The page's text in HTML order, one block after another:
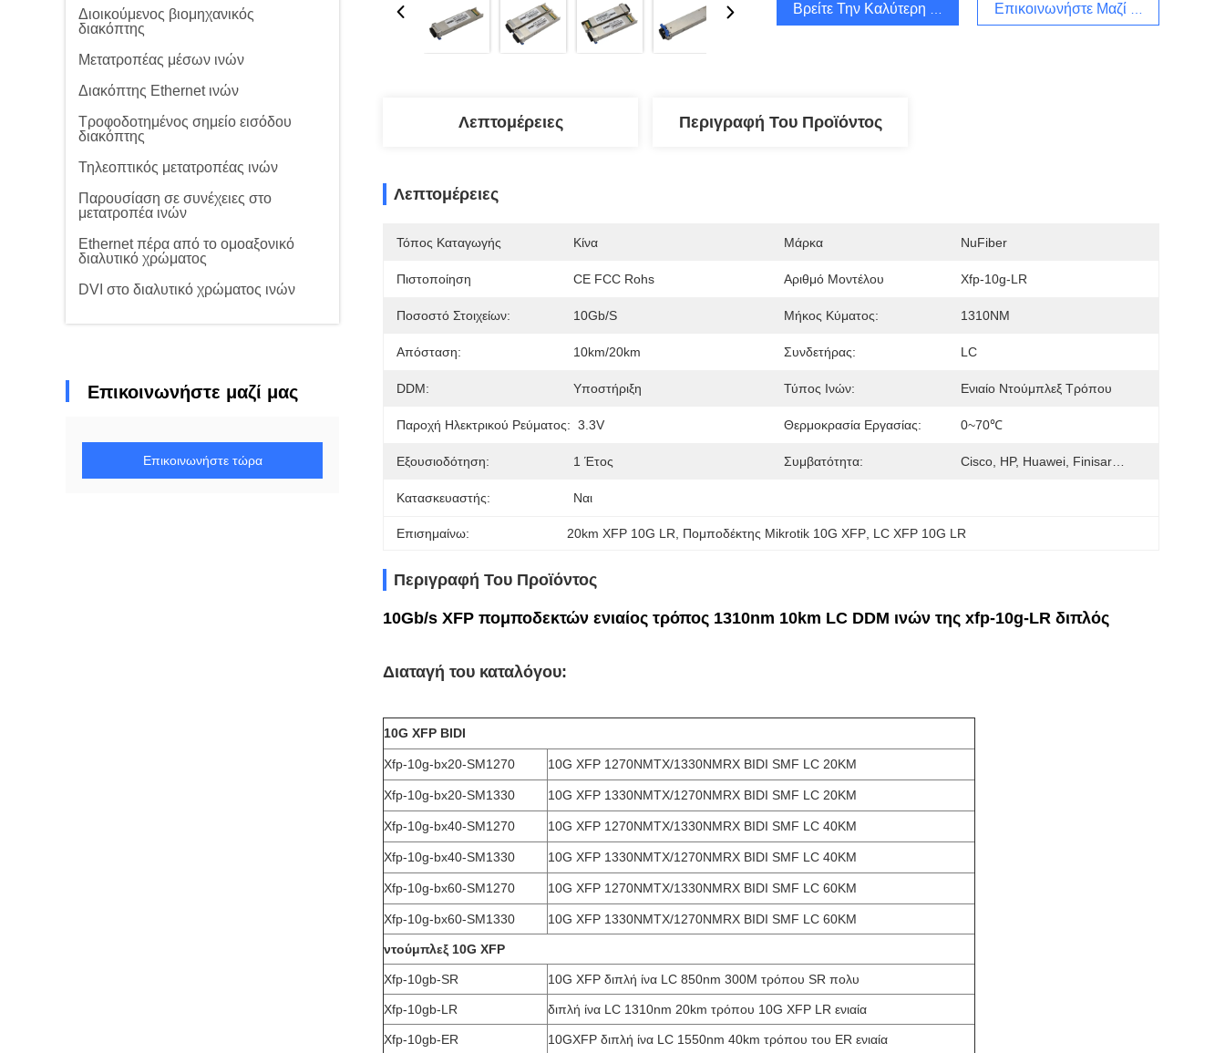
Διοικούμενος βιομηχανικός
διακόπτης
Μετατροπέας μέσων ινών
Διακόπτης Ethernet ινών
Τροφοδοτημένος σημείο εισόδου
διακόπτης
Τηλεοπτικός μετατροπέας ινών
Παρουσίαση σε συνέχειες στο
μετατροπέα ινών
Ethernet πέρα από το ομοαξονικό
διαλυτικό χρώματος
DVI στο διαλυτικό χρώματος ινών
Επικοινωνήστε μαζί μας
Επικοινωνήστε τώρα
Βρείτε Την Καλύτερη Τιμή Επικοινωνήστε Μαζί Μας
Λεπτομέρειες Περιγραφή Του Προϊόντος
Λεπτομέρειες
Τόπος Καταγωγής Κίνα Μάρκα NuFiber
Πιστοποίηση CE FCC Rohs Αριθμό Μοντέλου Xfp-10g-LR
Ποσοστό Στοιχείων: 10Gb/s Μήκος Κύματος: 1310NM
Απόσταση: 10km/20km Συνδετήρας: LC
DDM: Υποστήριξη Τύπος Ινών: Ενιαίο Ντούμπλεξ Τρόπου
Παροχή Ηλεκτρικού Ρεύματος: 3.3V Θερμοκρασία Εργασίας: 0~70℃
Εξουσιοδότηση: 1 Έτος Συμβατότητα: Cisco, HP, Huawei, Finisar…
Κατασκευαστής: Ναι
Επισημαίνω: 20km XFP 10G LR Πομποδέκτης Mikrotik 10G XFP LC XFP 10G LR
Περιγραφή Του Προϊόντος
10Gb/s XFP πομποδεκτών ενιαίος τρόπος 1310nm 10km LC DDM ινών της xfp-10g-LR διπλός
Διαταγή του καταλόγου:
10G XFP BIDI
Xfp-10g-bx20-SM1270 10G XFP 1270NMTX/1330NMRX BIDI SMF LC 20KM
Xfp-10g-bx20-SM1330 10G XFP 1330NMTX/1270NMRX BIDI SMF LC 20KM
Xfp-10g-bx40-SM1270 10G XFP 1270NMTX/1330NMRX BIDI SMF LC 40KM
Xfp-10g-bx40-SM1330 10G XFP 1330NMTX/1270NMRX BIDI SMF LC 40KM
Xfp-10g-bx60-SM1270 10G XFP 1270NMTX/1330NMRX BIDI SMF LC 60KM
Xfp-10g-bx60-SM1330 10G XFP 1330NMTX/1270NMRX BIDI SMF LC 60KM
ντούμπλεξ 10G XFP
Xfp-10gb-SR 10G XFP διπλή ίνα LC 850nm 300M τρόπου SR πολυ
Xfp-10gb-LR διπλή ίνα LC 1310nm 20km τρόπου 10G XFP LR ενιαία
Xfp-10gb-ER 10GXFP διπλή ίνα LC 1550nm 40km τρόπου του ER ενιαία